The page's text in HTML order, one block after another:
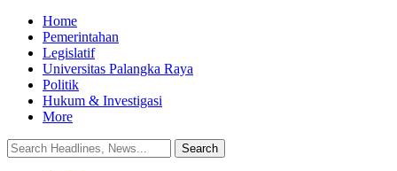
Home
Pemerintahan
Legislatif
Universitas Palangka Raya
Politik
Hukum & Investigasi
More